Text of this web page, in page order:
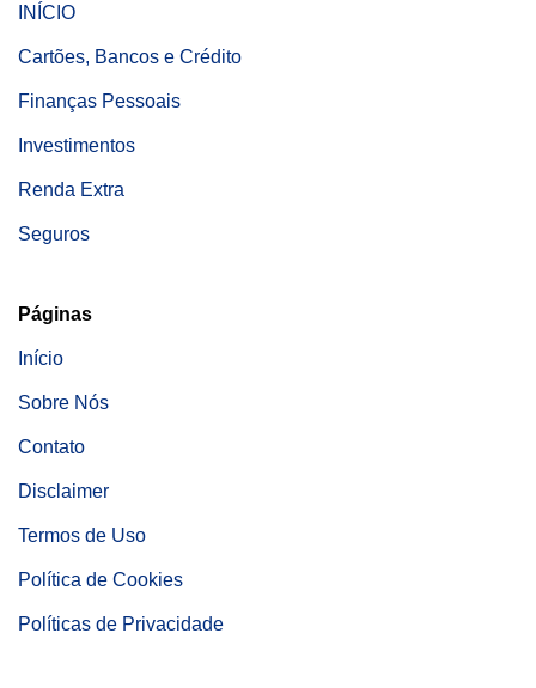
INÍCIO
Cartões, Bancos e Crédito
Finanças Pessoais
Investimentos
Renda Extra
Seguros
Páginas
Início
Sobre Nós
Contato
Disclaimer
Termos de Uso
Política de Cookies
Políticas de Privacidade